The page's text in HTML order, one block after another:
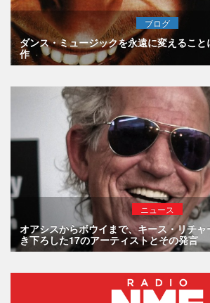
ブログ
ダンス・ミュージックを永遠に変えるこ
作
ニュース
オアシスからボウイまで、キース・リチャ
き下ろした17のアーティストとその発言